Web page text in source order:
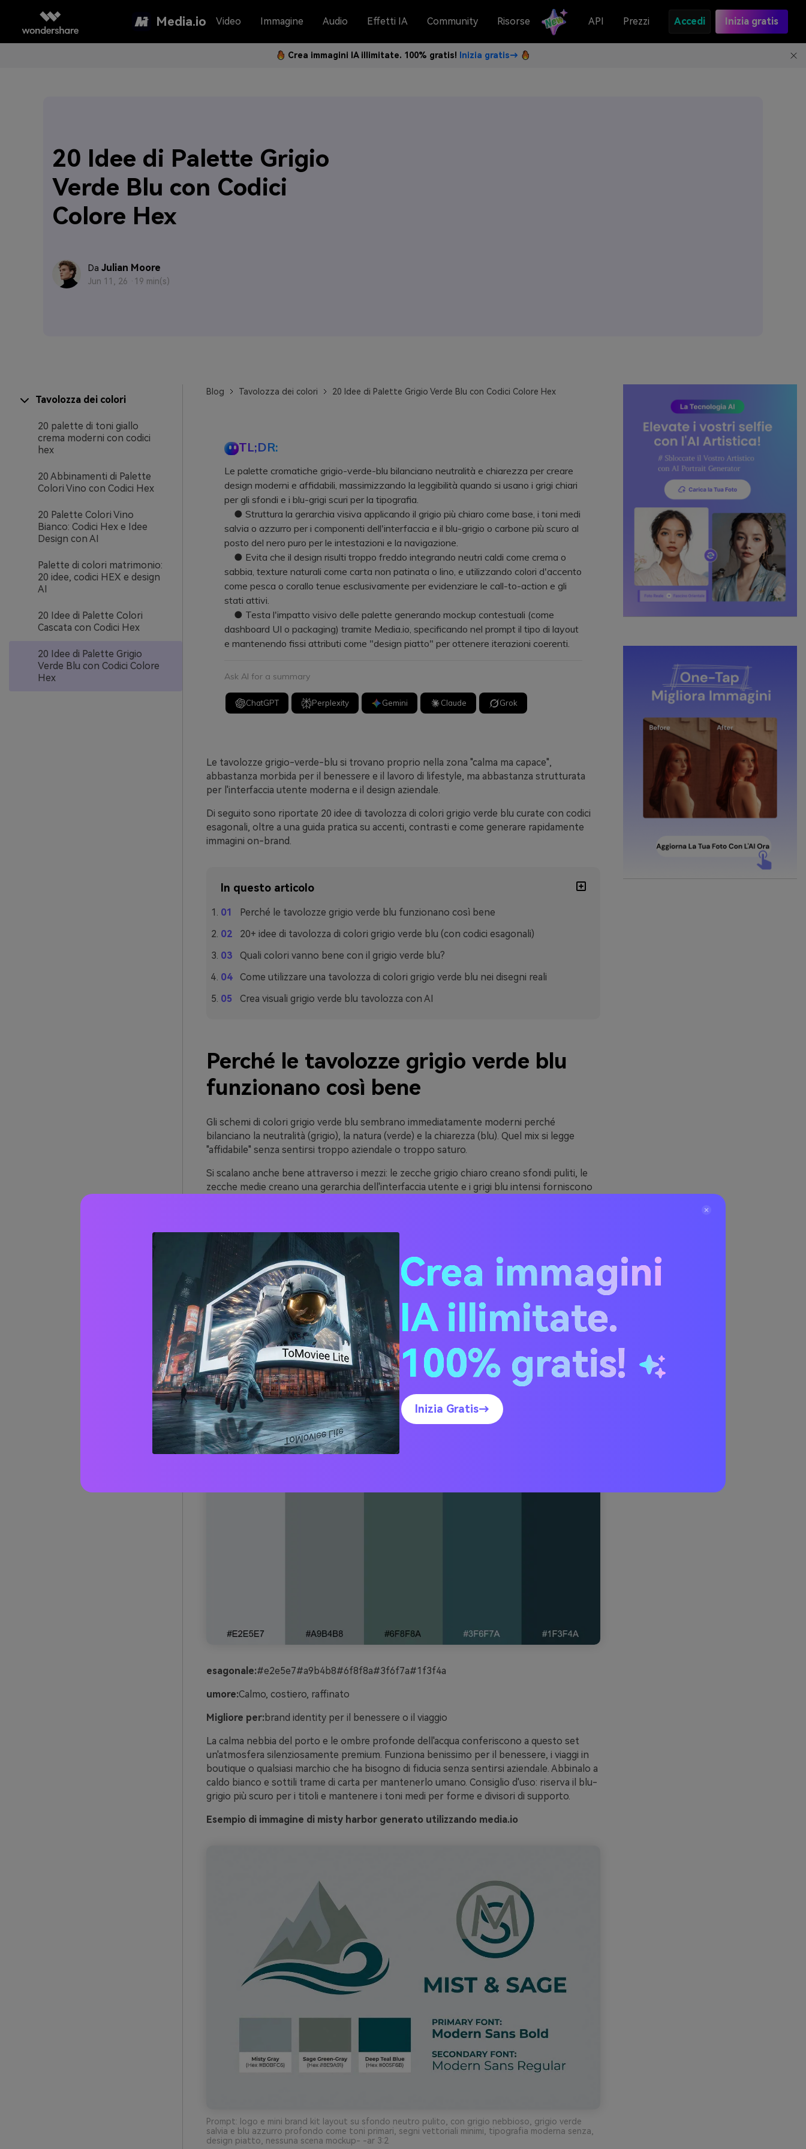
Media.io Video Immagine Audio Effetti IA Community Risorse API Prezzi Accedi Inizia gratis
Crea immagini IA illimitate. 100% gratis! Inizia gratis→
20 Idee di Palette Grigio
Verde Blu con Codici
Colore Hex
Da Julian Moore
Jun 11, 26 · 19 min(s)
Tavolozza dei colori
20 palette di toni giallo
crema moderni con codici
hex
20 Abbinamenti di Palette
Colori Vino con Codici Hex
20 Palette Colori Vino
Bianco: Codici Hex e Idee
Design con AI
Palette di colori matrimonio:
20 idee, codici HEX e design
AI
20 Idee di Palette Colori
Cascata con Codici Hex
20 Idee di Palette Grigio
Verde Blu con Codici Colore
Hex
Blog Tavolozza dei colori 20 Idee di Palette Grigio Verde Blu con Codici Colore Hex
TL;DR:
Le palette cromatiche grigio-verde-blu bilanciano neutralità e chiarezza per creare
design moderni e affidabili, massimizzando la leggibilità quando si usano i grigi chiari
per gli sfondi e i blu-grigi scuri per la tipografia.
● Struttura la gerarchia visiva applicando il grigio più chiaro come base, i toni medi
salvia o azzurro per i componenti dell'interfaccia e il blu-grigio o carbone più scuro al
posto del nero puro per le intestazioni e la navigazione.
● Evita che il design risulti troppo freddo integrando neutri caldi come crema o
sabbia, texture naturali come carta non patinata o lino, e utilizzando colori d'accento
come pesca o corallo tenue esclusivamente per evidenziare le call-to-action e gli
stati attivi.
● Testa l'impatto visivo delle palette generando mockup contestuali (come
dashboard UI o packaging) tramite Media.io, specificando nel prompt il tipo di layout
e mantenendo fissi attributi come "design piatto" per ottenere iterazioni coerenti.
Ask AI for a summary
ChatGPT Perplexity Gemini Claude Grok
Le tavolozze grigio-verde-blu si trovano proprio nella zona "calma ma capace",
abbastanza morbida per il benessere e il lavoro di lifestyle, ma abbastanza strutturata
per l'interfaccia utente moderna e il design aziendale.
Di seguito sono riportate 20 idee di tavolozza di colori grigio verde blu curate con codici
esagonali, oltre a una guida pratica su accenti, contrasti e come generare rapidamente
immagini on-brand.
In questo articolo
Perché le tavolozze grigio verde blu funzionano così bene
20+ idee di tavolozza di colori grigio verde blu (con codici esagonali)
Quali colori vanno bene con il grigio verde blu?
Come utilizzare una tavolozza di colori grigio verde blu nei disegni reali
Crea visuali grigio verde blu tavolozza con AI
Perché le tavolozze grigio verde blu
funzionano così bene
Gli schemi di colori grigio verde blu sembrano immediatamente moderni perché
bilanciano la neutralità (grigio), la natura (verde) e la chiarezza (blu). Quel mix si legge
"affidabile" senza sentirsi troppo aziendale o troppo saturo.
Si scalano anche bene attraverso i mezzi: le zecche grigio chiaro creano sfondi puliti, le
zecche medie creano una gerarchia dell'interfaccia utente e i grigi blu intensi forniscono
Ancora più importante, questi toni costieri attenuati giocano bene con la fotografia e le
texture-lino, grano di carta, cemento e metallo spazzolato-in modo che il branding e i
layout sembrano premium con pochissimo rumore visivo.
20+ idee di tavolozza di colori grigio
verde blu (con codici esagonali)
1) Porto nebbioso
esagonale:#e2e5e7#a9b4b8#6f8f8a#3f6f7a#1f3f4a
umore:Calmo, costiero, raffinato
Migliore per:brand identity per il benessere o il viaggio
La calma nebbia del porto e le ombre profonde dell'acqua conferiscono a questo set
un'atmosfera silenziosamente premium. Funziona benissimo per il benessere, i viaggi in
boutique o qualsiasi marchio che ha bisogno di fiducia senza sentirsi aziendale. Abbinalo a
caldo bianco e sottili trame di carta per mantenerlo umano. Consiglio d'uso: riserva il blu-
grigio più scuro per i titoli e mantenere i toni medi per forme e divisori di supporto.
Esempio di immagine di misty harbor generato utilizzando media.io
Prompt: logo e mini brand kit layout su sfondo neutro pulito, con grigio nebbioso, grigio verde
salvia e blu azzurro profondo come toni primari, segni vettoriali minimi, tipografia moderna senza,
design piatto, nessuna scena mockup- -ar 3:2
Crea immagini
IA illimitate.
100% gratis!
Inizia Gratis→